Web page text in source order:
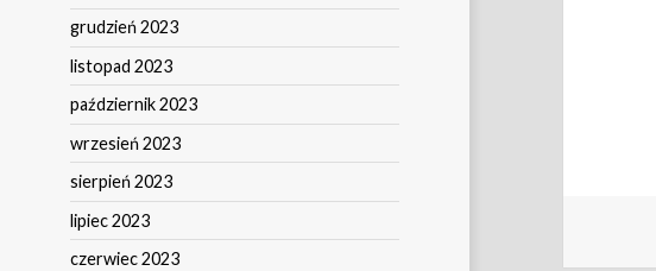
grudzień 2023
listopad 2023
październik 2023
wrzesień 2023
sierpień 2023
lipiec 2023
czerwiec 2023